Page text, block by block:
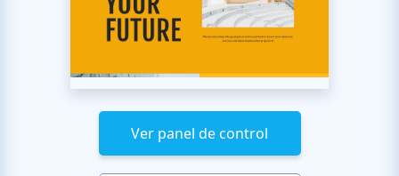
Ver panel de control